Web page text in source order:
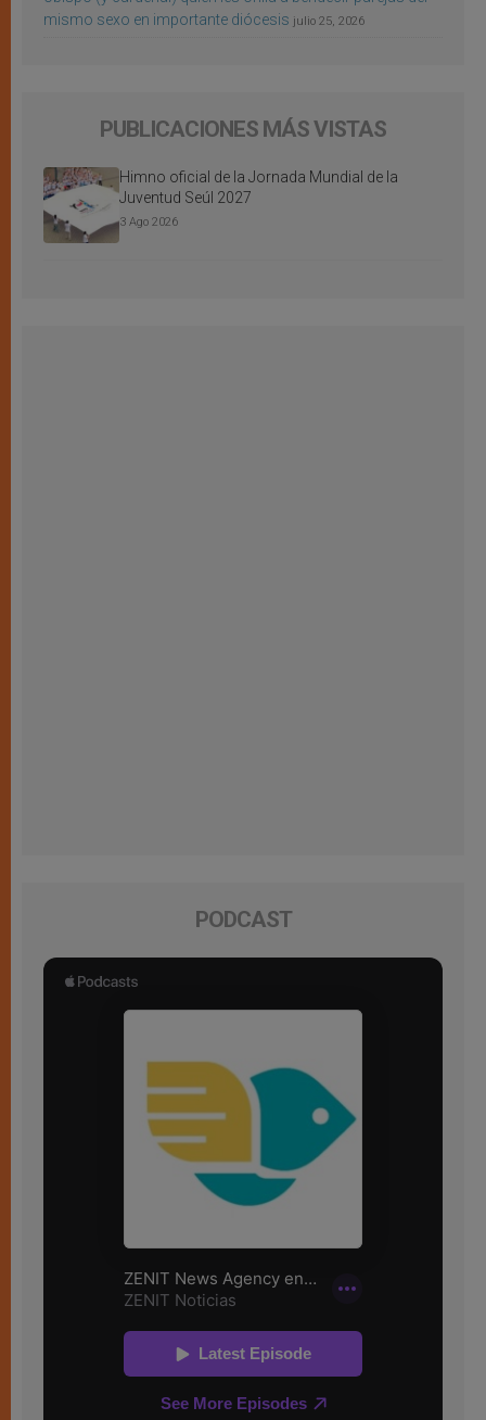
mismo sexo en importante diócesis julio 25, 2026
PUBLICACIONES MÁS VISTAS
Himno oficial de la Jornada Mundial de la
Juventud Seúl 2027
3 Ago 2026
PODCAST